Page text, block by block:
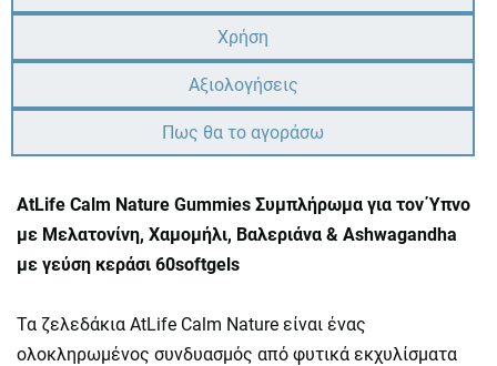
Χρήση
Αξιολογήσεις
Πως θα το αγοράσω
AtLife Calm Nature Gummies Συμπλήρωμα για τον Ύπνο
με Mελατονίνη, Χαμομήλι, Βαλεριάνα & Ashwagandha
με γεύση κεράσι 60softgels
Τα ζελεδάκια AtLife Calm Nature είναι ένας
ολοκληρωμένος συνδυασμός από φυτικά εκχυλίσματα